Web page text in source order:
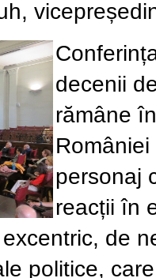
decenii
rămâne
personaj
reacții în
de
politice,